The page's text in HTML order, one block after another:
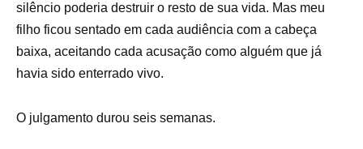
silêncio poderia destruir o resto de sua vida. Mas meu
filho ficou sentado em cada audiência com a cabeça
baixa, aceitando cada acusação como alguém que já
havia sido enterrado vivo.
O julgamento durou seis semanas.